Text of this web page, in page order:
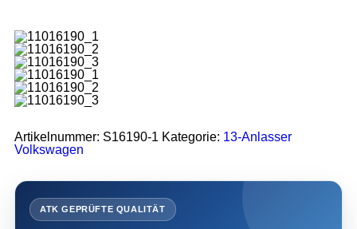
Artikelnummer: S16190-1 Kategorie: 13-Anlasser
Volkswagen
ATK GEPRÜFTE QUALITÄT